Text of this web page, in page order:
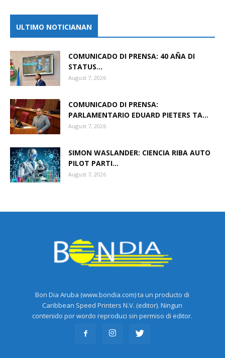
ULTIMO NOTICIANAN
COMUNICADO DI PRENSA: 40 AÑA DI
STATUS...
August 7, 2026
COMUNICADO DI PRENSA:
PARLAMENTARIO EDUARD PIETERS TA...
August 7, 2026
SIMON WASLANDER: CIENCIA RIBA AUTO
PILOT PARTI...
August 7, 2026
Bon Dia Aruba (www.bondia.com) ta un producto di
Caribbean Speed Printers N.V. (editor). Ningun
contenido por wordo reproduci sin permiso di editor.